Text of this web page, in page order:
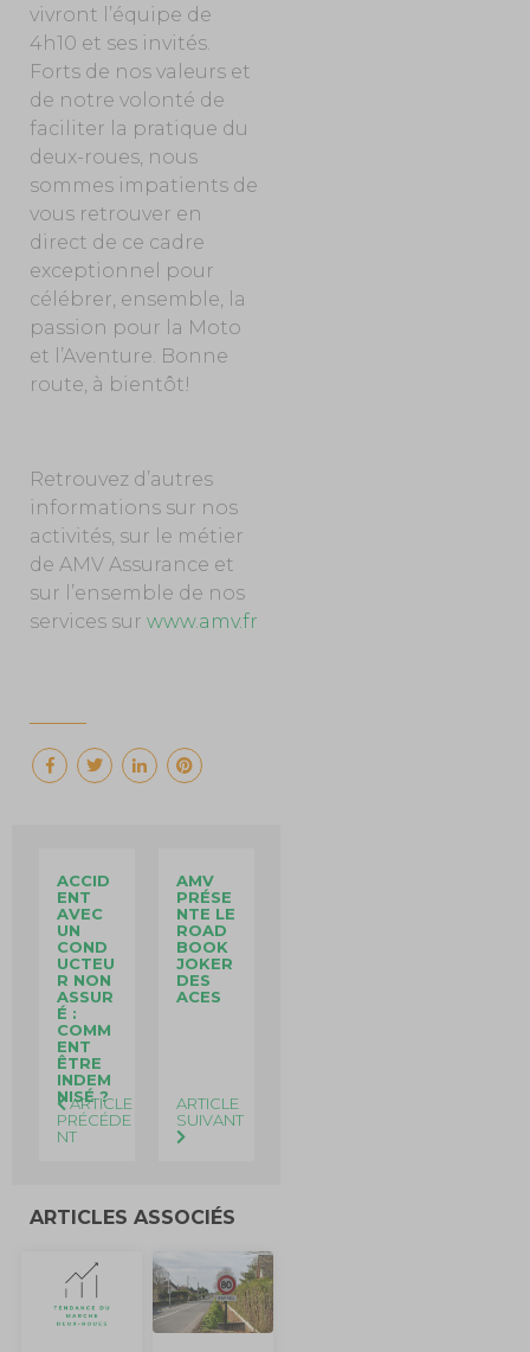
vivront l’équipe de
4h10 et ses invités.
Forts de nos valeurs et
de notre volonté de
faciliter la pratique du
deux-roues, nous
sommes impatients de
vous retrouver en
direct de ce cadre
exceptionnel pour
célébrer, ensemble, la
passion pour la Moto
et l’Aventure. Bonne
route, à bientôt!
Retrouvez d’autres
informations sur nos
activités, sur le métier
de AMV Assurance et
sur l’ensemble de nos
services surwww.amv.fr
ACCID
ENT
AVEC
UN
COND
UCTEU
R NON
ASSUR
É :
COMM
ENT
ÊTRE
INDEM
NISÉ ?
ARTICLE
PRÉCÉDE
NT
AMV
PRÉSE
NTE LE
ROAD
BOOK
JOKER
DES
ACES
ARTICLE
SUIVANT
ARTICLES ASSOCIÉS